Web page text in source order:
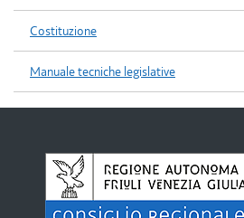
Costituzione
Manuale tecniche legislative